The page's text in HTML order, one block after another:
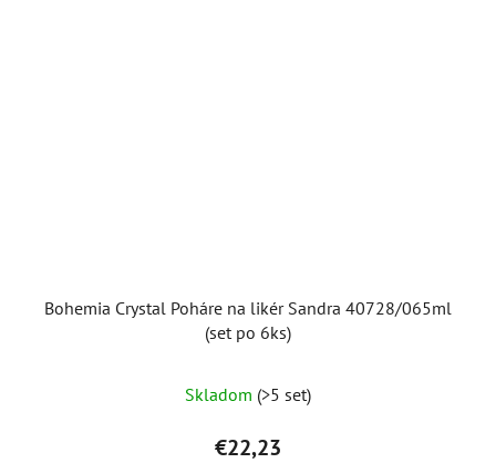
Bohemia Crystal Poháre na likér Sandra 40728/065ml
(set po 6ks)
Skladom (>5 set)
€22,23